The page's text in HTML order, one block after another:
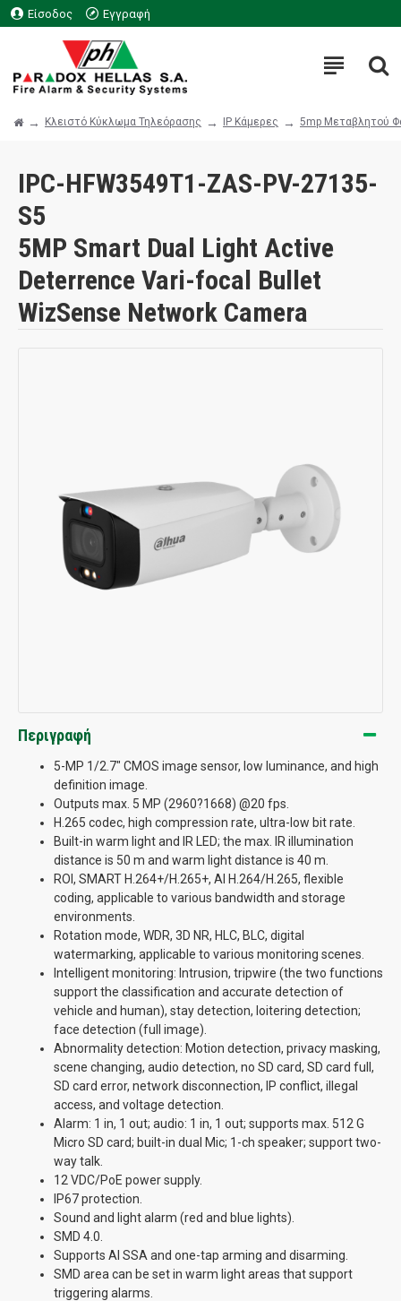
Είσοδος Εγγραφή
Κλειστό Κύκλωμα Τηλεόρασης IP Κάμερες 5mp Μεταβλητού
IPC-HFW3549T1-ZAS-PV-27135-
S5
5MP Smart Dual Light Active
Deterrence Vari-focal Bullet
WizSense Network Camera
Περιγραφή
5-MP 1/2.7" CMOS image sensor, low luminance, and high
definition image.
Outputs max. 5 MP (2960?1668) @20 fps.
H.265 codec, high compression rate, ultra-low bit rate.
Built-in warm light and IR LED; the max. IR illumination
distance is 50 m and warm light distance is 40 m.
ROI, SMART H.264+/H.265+, AI H.264/H.265, flexible
coding, applicable to various bandwidth and storage
environments.
Rotation mode, WDR, 3D NR, HLC, BLC, digital
watermarking, applicable to various monitoring scenes.
Intelligent monitoring: Intrusion, tripwire (the two functions
support the classification and accurate detection of
vehicle and human), stay detection, loitering detection;
face detection (full image).
Abnormality detection: Motion detection, privacy masking,
scene changing, audio detection, no SD card, SD card full,
SD card error, network disconnection, IP conflict, illegal
access, and voltage detection.
Alarm: 1 in, 1 out; audio: 1 in, 1 out; supports max. 512 G
Micro SD card; built-in dual Mic; 1-ch speaker; support two-
way talk.
12 VDC/PoE power supply.
IP67 protection.
Sound and light alarm (red and blue lights).
SMD 4.0.
Supports AI SSA and one-tap arming and disarming.
SMD area can be set in warm light areas that support
triggering alarms.